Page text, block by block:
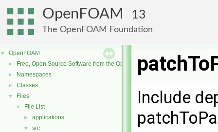
OpenFOAM 13
The OpenFOAM Foundation
▼ OpenFOAM
► Free, Open Source Software from the OpenFOAM Foundation
► Namespaces
► Classes
▼ Files
▼ File List
► applications
▼ src
Include